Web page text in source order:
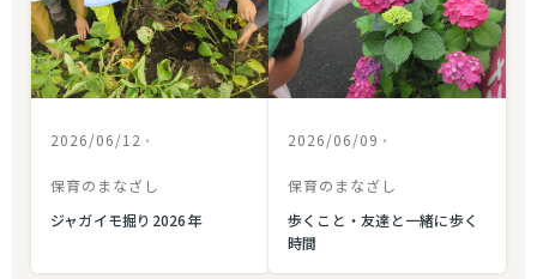
2026/06/12 •
保育のまなざし
ジャガイモ掘り2026年
2026/06/09 •
保育のまなざし
歩くこと・友達と一緒に歩く
時間